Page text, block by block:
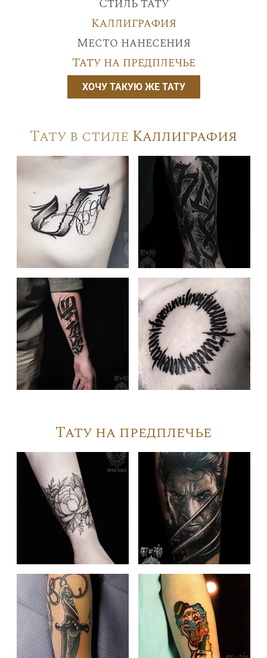
Каллиграфия
Место нанесения
Тату на предплечье
ХОЧУ ТАКУЮ ЖЕ ТАТУ
Тату в стиле Каллиграфия
Тату на предплечье